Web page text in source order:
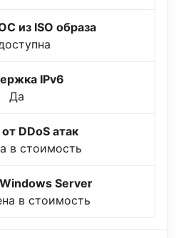
из ISO образа
IPv6
Да
DDoS атак
в стоимость
Server
в стоимость